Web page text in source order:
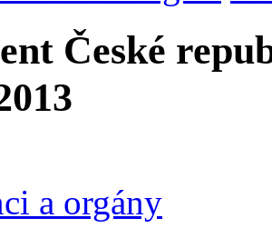
České
a orgány